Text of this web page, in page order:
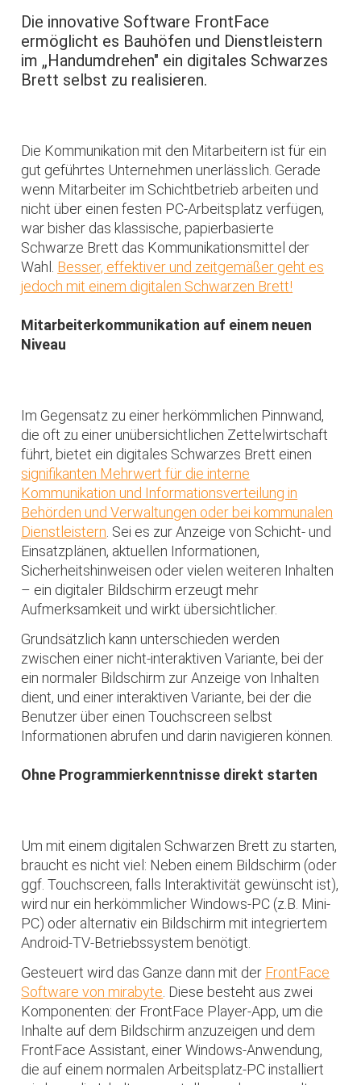
Die innovative Software FrontFace
ermöglicht es Bauhöfen und Dienstleistern
im „Handumdrehen" ein digitales Schwarzes
Brett selbst zu realisieren.
Die Kommunikation mit den Mitarbeitern ist für ein
gut geführtes Unternehmen unerlässlich. Gerade
wenn Mitarbeiter im Schichtbetrieb arbeiten und
nicht über einen festen PC-Arbeitsplatz verfügen,
war bisher das klassische, papierbasierte
Schwarze Brett das Kommunikationsmittel der
Wahl. Besser, effektiver und zeitgemäßer geht es
jedoch mit einem digitalen Schwarzen Brett!
Mitarbeiterkommunikation auf einem neuen
Niveau
Im Gegensatz zu einer herkömmlichen Pinnwand,
die oft zu einer unübersichtlichen Zettelwirtschaft
führt, bietet ein digitales Schwarzes Brett einen
signifikanten Mehrwert für die interne
Kommunikation und Informationsverteilung in
Behörden und Verwaltungen oder bei kommunalen
Dienstleistern. Sei es zur Anzeige von Schicht- und
Einsatzplänen, aktuellen Informationen,
Sicherheitshinweisen oder vielen weiteren Inhalten
– ein digitaler Bildschirm erzeugt mehr
Aufmerksamkeit und wirkt übersichtlicher.
Grundsätzlich kann unterschieden werden
zwischen einer nicht-interaktiven Variante, bei der
ein normaler Bildschirm zur Anzeige von Inhalten
dient, und einer interaktiven Variante, bei der die
Benutzer über einen Touchscreen selbst
Informationen abrufen und darin navigieren können.
Ohne Programmierkenntnisse direkt starten
Um mit einem digitalen Schwarzen Brett zu starten,
braucht es nicht viel: Neben einem Bildschirm (oder
ggf. Touchscreen, falls Interaktivität gewünscht ist),
wird nur ein herkömmlicher Windows-PC (z.B. Mini-
PC) oder alternativ ein Bildschirm mit integriertem
Android-TV-Betriebssystem benötigt.
Gesteuert wird das Ganze dann mit der FrontFace
Software von mirabyte . Diese besteht aus zwei
Komponenten: der FrontFace Player-App, um die
Inhalte auf dem Bildschirm anzuzeigen und dem
FrontFace Assistant, einer Windows-Anwendung,
die auf einem normalen Arbeitsplatz-PC installiert